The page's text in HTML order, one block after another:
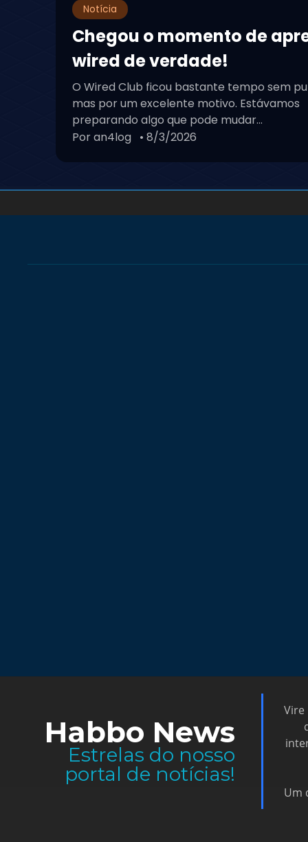
Notícia
Chegou o momento de
wired de verdade!
O Wired Club ficou bastante tempo sem
mas por um excelente motivo. Estávamos
preparando algo que pode mudar...
Por an4log • 8/3/2026
Habbo News
Estrelas do nosso
portal de notícias!
Vire
Um